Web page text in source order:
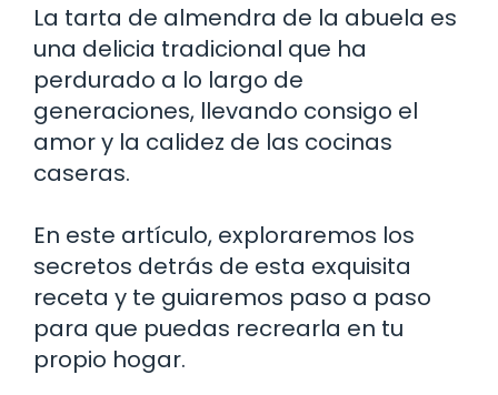
La tarta de almendra de la abuela es
una delicia tradicional que ha
perdurado a lo largo de
generaciones, llevando consigo el
amor y la calidez de las cocinas
caseras.
En este artículo, exploraremos los
secretos detrás de esta exquisita
receta y te guiaremos paso a paso
para que puedas recrearla en tu
propio hogar.